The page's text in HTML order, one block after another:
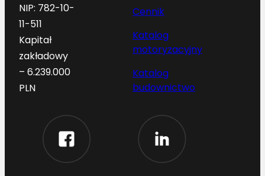
NIP: 782-10-
11-511
Kapitał
zakładowy
– 6.239.000
PLN
Cennik
Katalog
motoryzacyjny
Katalog
budownictwo